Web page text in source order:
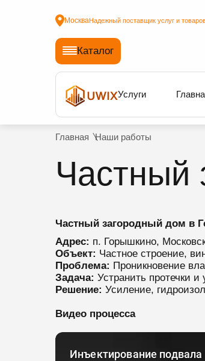
МоскваНадежный поставщик услуг и
Каталог
Услуги
Главная Наши работы
Частный
Частный загородный дом в
Адрес: п. Горышкино,
Объект: Частное строение,
Проблема: Проникновение
Задача: Устранить протечки
Решение: Усиление,
Видео процесса